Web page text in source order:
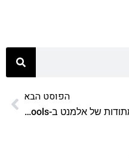
הפוסט הבא
מתודות של אלמנט ב-MooTools: חלק שלישי